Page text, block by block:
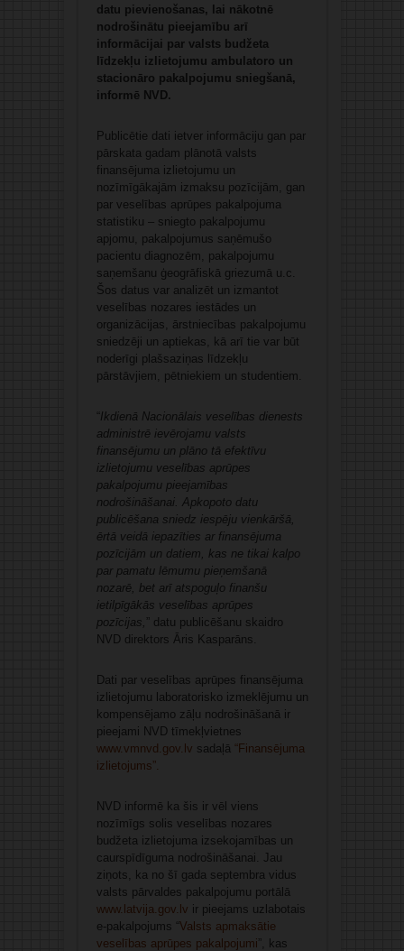
datu pievienošanas, lai nākotnē
nodrošinātu pieejamību arī
informācijai par valsts budžeta
līdzekļu izlietojumu ambulatoro un
stacionāro pakalpojumu sniegšanā,
informē NVD.
Publicētie dati ietver informāciju gan par
pārskata gadam plānotā valsts
finansējuma izlietojumu un
nozīmīgākajām izmaksu pozīcijām, gan
par veselības aprūpes pakalpojuma
statistiku – sniegto pakalpojumu
apjomu, pakalpojumus saņēmušo
pacientu diagnozēm, pakalpojumu
saņemšanu ģeogrāfiskā griezumā u.c.
Šos datus var analizēt un izmantot
veselības nozares iestādes un
organizācijas, ārstniecības pakalpojumu
sniedzēji un aptiekas, kā arī tie var būt
noderīgi plašsaziņas līdzekļu
pārstāvjiem, pētniekiem un studentiem.
“Ikdienā Nacionālais veselības dienests
administrē ievērojamu valsts
finansējumu un plāno tā efektīvu
izlietojumu veselības aprūpes
pakalpojumu pieejamības
nodrošināšanai. Apkopoto datu
publicēšana sniedz iespēju vienkāršā,
ērtā veidā iepazīties ar finansējuma
pozīcijām un datiem, kas ne tikai kalpo
par pamatu lēmumu pieņemšanā
nozarē, bet arī atspoguļo finanšu
ietilpīgākās veselības aprūpes
pozīcijas, ” datu publicēšanu skaidro
NVD direktors Āris Kasparāns.
Dati par veselības aprūpes finansējuma
izlietojumu laboratorisko izmeklējumu un
kompensējamo zāļu nodrošināšanā ir
pieejami NVD tīmekļvietnes
www.vmnvd.gov.lv sadaļā “Finansējuma
izlietojums”.
NVD informē ka šis ir vēl viens
nozīmīgs solis veselības nozares
budžeta izlietojuma izsekojamības un
caurspīdīguma nodrošināšanai. Jau
ziņots, ka no šī gada septembra vidus
valsts pārvaldes pakalpojumu portālā
www.latvija.gov.lv ir pieejams uzlabotais
e-pakalpojums “Valsts apmaksātie
veselības aprūpes pakalpojumi ”, kas